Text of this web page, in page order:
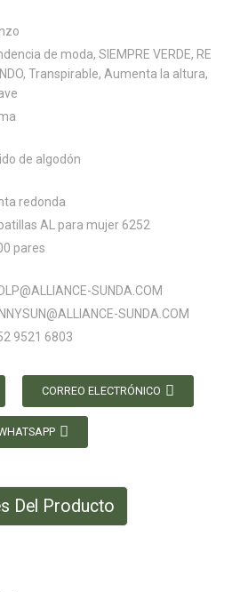
de moda, SIEMPRE VERDE, RE
Transpirable, Aumenta la altura,
de algodón
redonda
AL para mujer 6252
pares
SUNDA.COM
SUNDA.COM
9521 6803
CORREO ELECTRÓNICO
Del Producto